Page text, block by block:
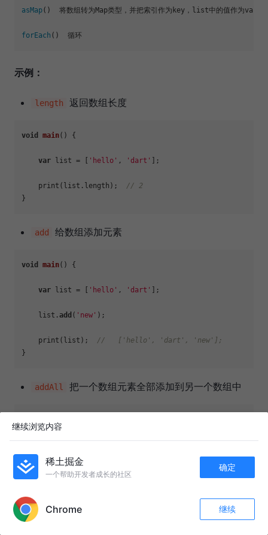
asMap()  将数组转为Map类型，并把索引作为key，list中的值作为value
forEach
示例：
length 返回数组长度
void main() {
var list = [ 'hello' , 'dart' ];
print(list.length); // 2
add 给数组添加元素
void main() {
var list = [ 'hello' , 'dart' ];
list.add ( 'new' );
print(list); //   ['hello', 'dart', 'new'];
addAll 把一个数组元素全部添加到另一个数组中
list .addAll( [ 'new' , '123'
print(list);   //
8
继续浏览内容
稀土掘金
一个帮助开发者成长的社区
确定
Chrome 继续